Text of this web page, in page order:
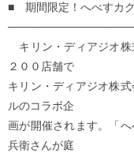
■ 期間限定！へべすカ
キリン・ディアジオ株
２００店舗で
キリン・ディアジオ株
ルのコラボ企
画が開催されます。「
兵衛さんが庭